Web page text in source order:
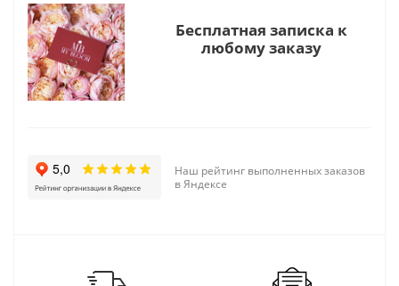
Бесплатная записка к
любому заказу
Наш рейтинг выполненных заказов
в Яндексе